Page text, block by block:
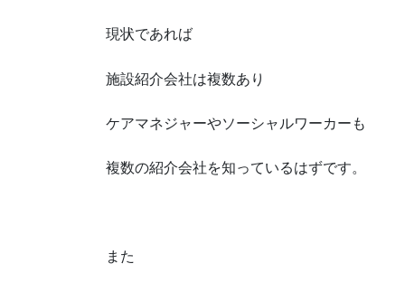
現状であれば
施設紹介会社は複数あり
ケアマネジャーやソーシャルワーカーも
複数の紹介会社を知っているはずです。
また